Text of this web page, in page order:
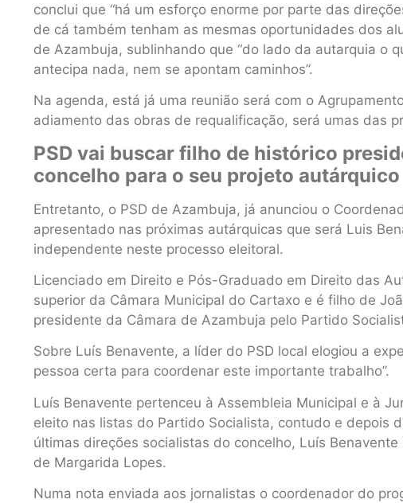
conclui que “há um esforço enorme por parte das
de cá também tenham as mesmas oportunidades dos
de Azambuja, sublinhando que “do lado da autarquia o
antecipa nada, nem se apontam caminhos”.
Na agenda, está já uma reunião será com o
adiamento das obras de requalificação, será umas das
PSD vai buscar filho de histórico
concelho para o seu projeto autárquico
Entretanto, o PSD de Azambuja, já anunciou o
apresentado nas próximas autárquicas que será Luis
independente neste processo eleitoral.
Licenciado em Direito e Pós-Graduado em Direito das
superior da Câmara Municipal do Cartaxo e é filho de
presidente da Câmara de Azambuja pelo Partido
Sobre Luís Benavente, a líder do PSD local elogiou a
pessoa certa para coordenar este importante trabalho”.
Luís Benavente pertenceu à Assembleia Municipal e à
eleito nas listas do Partido Socialista, contudo e depois
últimas direções socialistas do concelho, Luís
de Margarida Lopes.
Numa nota enviada aos jornalistas o coordenador do